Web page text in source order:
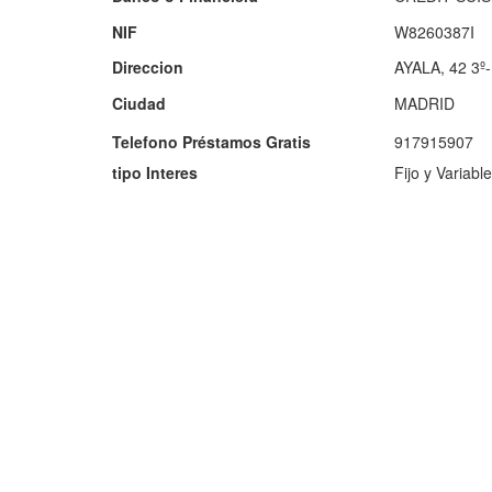
NIF
W8260387I
Direccion
AYALA, 42
Ciudad
MADRID
Telefono Préstamos Gratis
917915907
tipo Interes
Fijo y Variable